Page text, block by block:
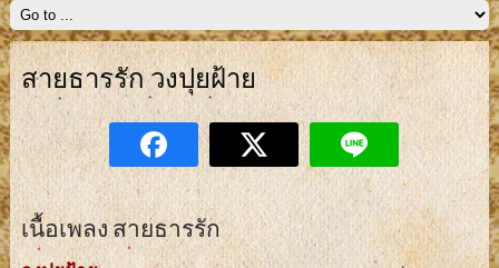
สายธารรัก วงปุยฝ้าย
เนื้อเพลง สายธารรัก